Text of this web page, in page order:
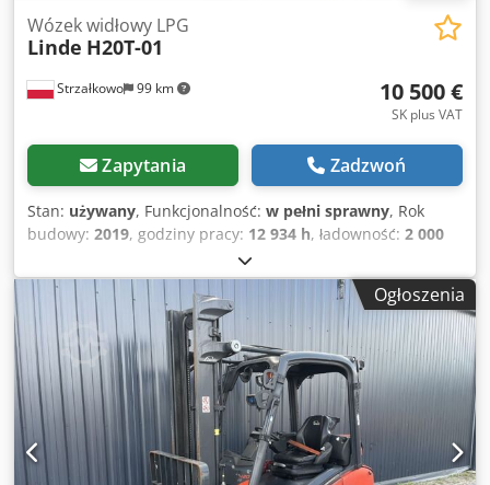
Strzałkowo 99 km
Wózek widłowy LPG
Linde H20T-01
10 500 €
SK plus VAT
Zapytania Zadzwoń
Stan: używany, Funkcjonalność: w pełni sprawny, Rok
budowy: 2019, godziny pracy: 12 934 h, ładowność: 2 000
4 625 mm
podnoszenia:1 519 mm, rodzaj paliwa:gaz, typ masztu:
triplex, wysokość konstrukcyjna: 2 121 mm, typ napędu:
Treibgas
, Wózek widłowy na gaz płynny Klasa ISO: Klasa
ISO 2 = 1.000 - 2.500 kg Typ masztu: Triplex Stan: Gotowy
do pracy i w pełni sprawny Stan techniczny: dobry
Codpfjzri Tbex Aqqerf Opis: Połówka kabiny Przesuw
boczny, 3. zawór, ogrzewanie,
Ogłoszenia